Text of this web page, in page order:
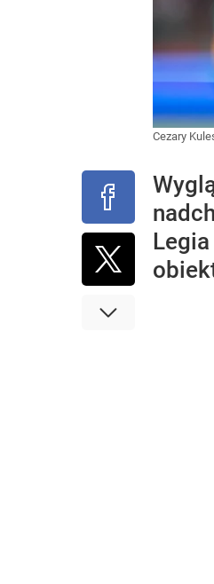
Cezary